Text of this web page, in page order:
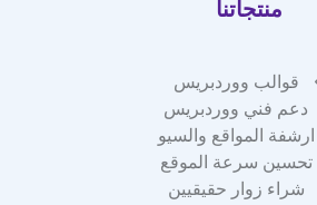
منتجاتنا
قوالب ووردبريس
دعم فني ووردبريس
ارشفة المواقع والسيو
تحسين سرعة الموقع
شراء زوار حقيقيين